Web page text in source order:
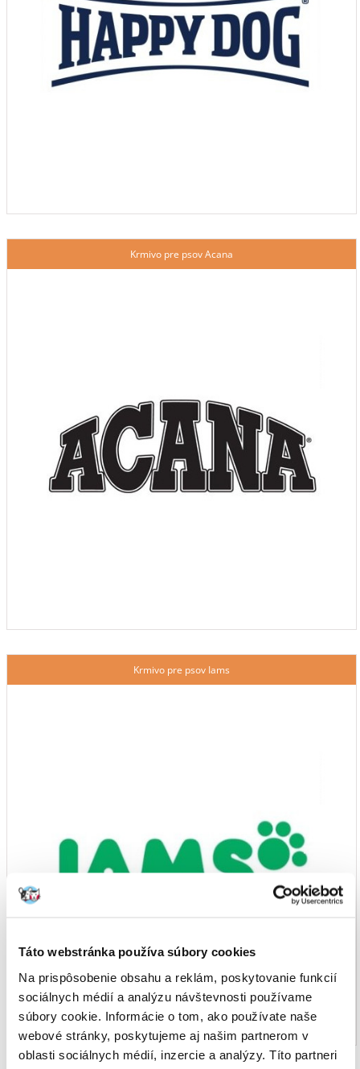
Táto webstránka používa súbory cookies
Na prispôsobenie obsahu a reklám, poskytovanie funkcií
sociálnych médií a analýzu návštevnosti používame
súbory cookie. Informácie o tom, ako používate naše
webové stránky, poskytujeme aj našim partnerom v
oblasti sociálnych médií, inzercie a analýzy. Títo partneri
Krmivo pre psov Acana
Krmivo pre psov Iams